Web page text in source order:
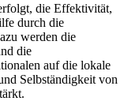
die Effektivität,
durch die
werden die
die
auf die lokale
Selbständigkeit von